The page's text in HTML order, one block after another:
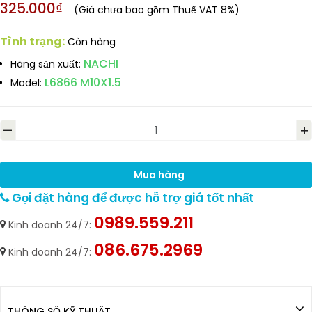
325.000₫ (Giá chưa bao gồm Thuế VAT 8%)
Tình trạng: Còn hàng
Hãng sản xuất: NACHI
Model: L6866 M10X1.5
- +
Mua hàng
Gọi đặt hàng để được hỗ trợ giá tốt nhất
Kinh doanh 24/7: 0989.559.211
Kinh doanh 24/7: 086.675.2969